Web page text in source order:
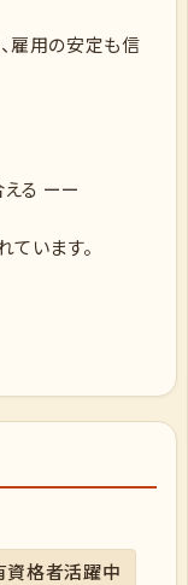
雇用の安定も信
る ーー
います。
資格者活躍中